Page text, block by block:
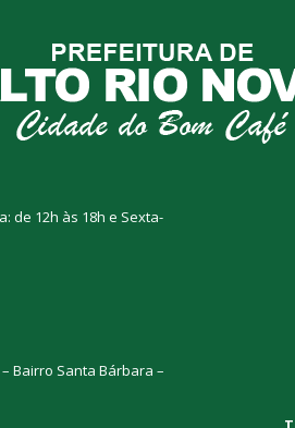
de 12h às 18h e Sexta-
Bairro Santa Bárbara –